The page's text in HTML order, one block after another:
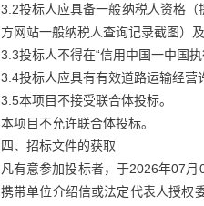
3.2投标人应具备一般纳税人资格
方网站一般纳税人查询记录截图）
3.3投标人不得在“信用中国一中国
3.4投标人应具有有效道路运输经营
3.5本项目不接受联合体投标。
本项目不允许联合体投标。
四、招标文件的获取
凡有意参加投标者，于2026年07
携带单位介绍信或法定代表人授权